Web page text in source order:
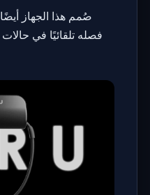
صُمم هذا الجهاز
فصله تلقائيًا في